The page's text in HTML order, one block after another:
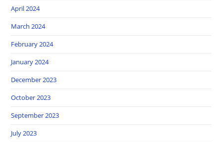
April 2024
March 2024
February 2024
January 2024
December 2023
October 2023
September 2023
July 2023